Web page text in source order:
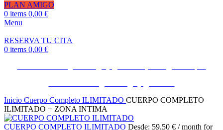
PLAN AMIGO
0 items 0,00 €
Menu
RESERVA TU CITA
0 items 0,00 €
Inicio Cuerpo Completo ILIMITADO CUERPO COMPLETO
ILIMITADO + ZONA INTIMA
CUERPO COMPLETO ILIMITADO Desde: 59,50 € / month for